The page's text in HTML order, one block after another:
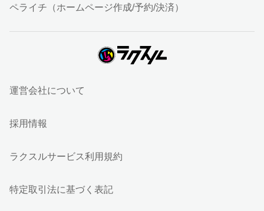
ペライチ（ホームページ作成/予約/決済）
運営会社について
採用情報
ラクスルサービス利用規約
特定取引法に基づく表記